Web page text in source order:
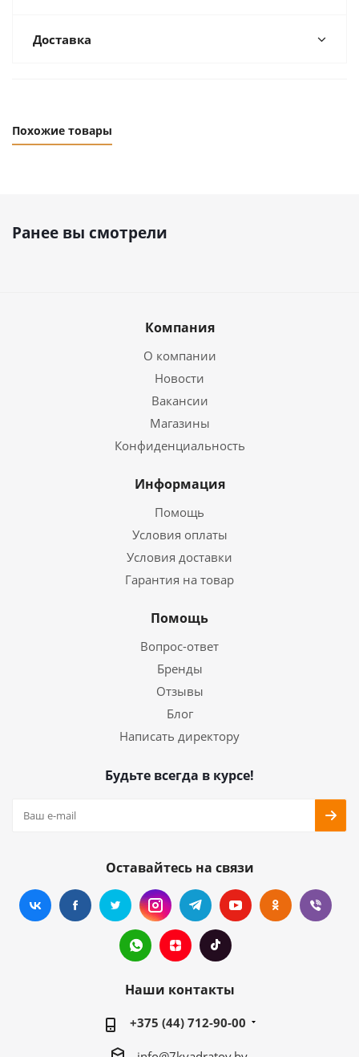
Доставка
Похожие товары
Ранее вы смотрели
Компания
О компании
Новости
Вакансии
Магазины
Конфиденциальность
Информация
Помощь
Условия оплаты
Условия доставки
Гарантия на товар
Помощь
Вопрос-ответ
Бренды
Отзывы
Блог
Написать директору
Будьте всегда в курсе!
Оставайтесь на связи
Наши контакты
+375 (44) 712-90-00